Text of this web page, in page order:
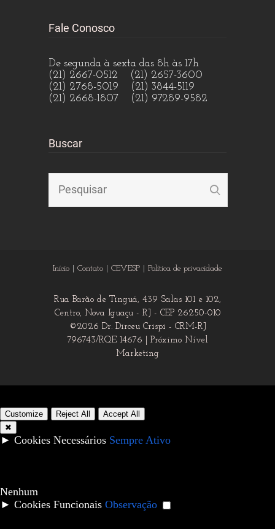
Fale Conosco
De segunda à sexta das 8h às 17h
(21) 2667-0512 (21) 2657-3600
(21) 2768-5019 (21) 3844-5119
(21) 2668-1807 (21) 97289-9582
Buscar
Início Contato CEVESP Política de privacidade
Rua Barão de Tinguá, 439 Salas 101 e 102,
Centro, Nova Iguaçu - RJ - CEP 26250-010
©2026 Dr. Dirceu Crispi - CRM-RJ
796743/RQE 14676 | Próximo Nível
Marketing
Customize Reject All
Accept All
✖
► Cookies Necessários Sempre Ativo
Nenhum
► Cookies Funcionais Observação